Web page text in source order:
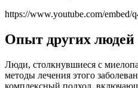
https://www.youtube.com/embed/
Опыт других людей
Люди, столкнувшиеся с
методы лечения этого
комплексный подход,